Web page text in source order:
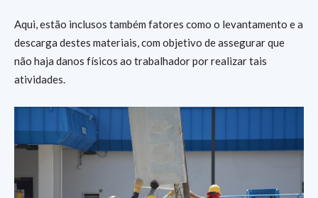
Aqui, estão inclusos também fatores como o levantamento e a
descarga destes materiais, com objetivo de assegurar que
não haja danos físicos ao trabalhador por realizar tais
atividades.